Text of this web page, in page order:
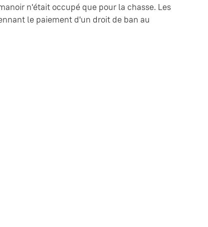
n'était occupé que pour la chasse. Les
le paiement d'un droit de ban au